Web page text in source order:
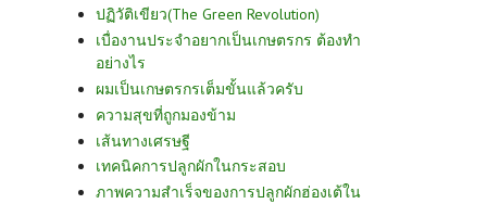
ปฏิวัติเขียว(The Green Revolution)
เบื่องานประจำอยากเป็นเกษตรกร ต้องทำ
อย่างไร
ผมเป็นเกษตรกรเต็มขั้นแล้วครับ
ความสุขที่ถูกมองข้าม
เส้นทางเศรษฐี
เทคนิคการปลูกผักในกระสอบ
ภาพความสำเร็จของการปลูกผักฮ่องเต้ใน